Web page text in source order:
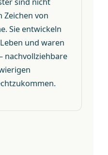
Zeichen von
Sie entwickeln
und waren
nachvollziehbare